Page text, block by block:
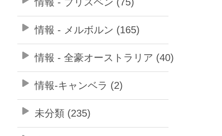
情報 - ブリスベン (75)
情報 - メルボルン (165)
情報 - 全豪オーストラリア (40)
情報-キャンベラ (2)
未分類 (235)